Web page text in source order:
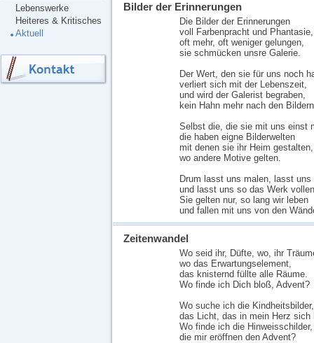
Lebenswerke
Heiteres & Kritisches
Aktuell
Bilder der Erinnerungen
Die Bilder der Erinnerungen
voll Farbenpracht und Phantasie,
oft mehr, oft weniger gelungen,
sie schmücken unsre Galerie.
Der Wert, den sie für uns noch
verliert sich mit der Lebenszeit,
und wird der Galerist begraben,
kein Hahn mehr nach den
Selbst die, die sie mit uns einst
die haben eigne Bilderwelten
mit denen sie ihr Heim gestalten,
wo andere Motive gelten.
Drum lasst uns malen, lasst uns
und lasst uns so das Werk
Sie gelten nur, so lang wir leben
und fallen mit uns von den
Zeitenwandel
Wo seid ihr, Düfte, wo, ihr
wo das Erwartungselement,
das knisternd füllte alle Räume.
Wo finde ich Dich bloß, Advent?
Wo suche ich die Kindheitsbilder,
das Licht, das in mein Herz sich
Wo finde ich die Hinweisschilder,
die mir eröffnen den Advent?